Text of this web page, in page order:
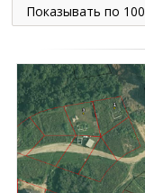
Показывать по 100